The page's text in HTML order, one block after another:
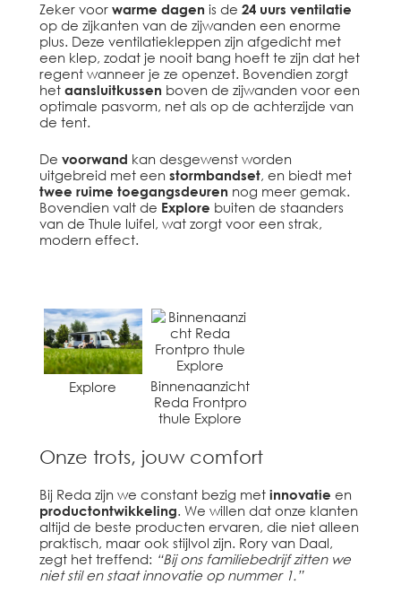
Zeker voor warme dagen is de 24 uurs ventilatie
op de zijkanten van de zijwanden een enorme
plus. Deze ventilatiekleppen zijn afgedicht met
een klep, zodat je nooit bang hoeft te zijn dat het
regent wanneer je ze openzet. Bovendien zorgt
het aansluitkussen boven de zijwanden voor een
optimale pasvorm, net als op de achterzijde van
de tent.
De voorwand kan desgewenst worden
uitgebreid met een stormbandset, en biedt met
twee ruime toegangsdeuren nog meer gemak.
Bovendien valt de Explore buiten de staanders
van de Thule luifel, wat zorgt voor een strak,
modern effect.
Explore
Binnenaanzicht
Reda Frontpro
thule Explore
Onze trots, jouw comfort
Bij Reda zijn we constant bezig met innovatie en
productontwikkeling. We willen dat onze klanten
altijd de beste producten ervaren, die niet alleen
praktisch, maar ook stijlvol zijn. Rory van Daal,
zegt het treffend: “Bij ons familiebedrijf zitten we
niet stil en staat innovatie op nummer 1.”